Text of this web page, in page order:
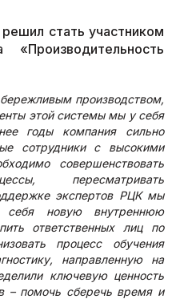
стать участником
«Производительность
производством,
этой системы мы у себя
годы компания сильно
сотрудники с высокими
совершенствовать
пересматривать
экспертов РЦК мы
новую внутреннюю
ответственных лиц по
процесс обучения
направленную на
ключевую ценность
– помочь сберечь время и